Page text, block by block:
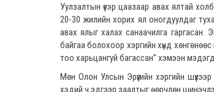
Уулзалтын үеэр цаазаар авах ялтай
20-30 жилийн хорих ял оногдуулдаг
авах ялыг халах санаачилга
байгаа болохоор хэргийн хүнд
тоо харьцангуй багассан” хэмээн
Мөн Олон Улсын Эрүүгийн хэргийн
хэдий ч эдгээр заалтыг өөрчлөн